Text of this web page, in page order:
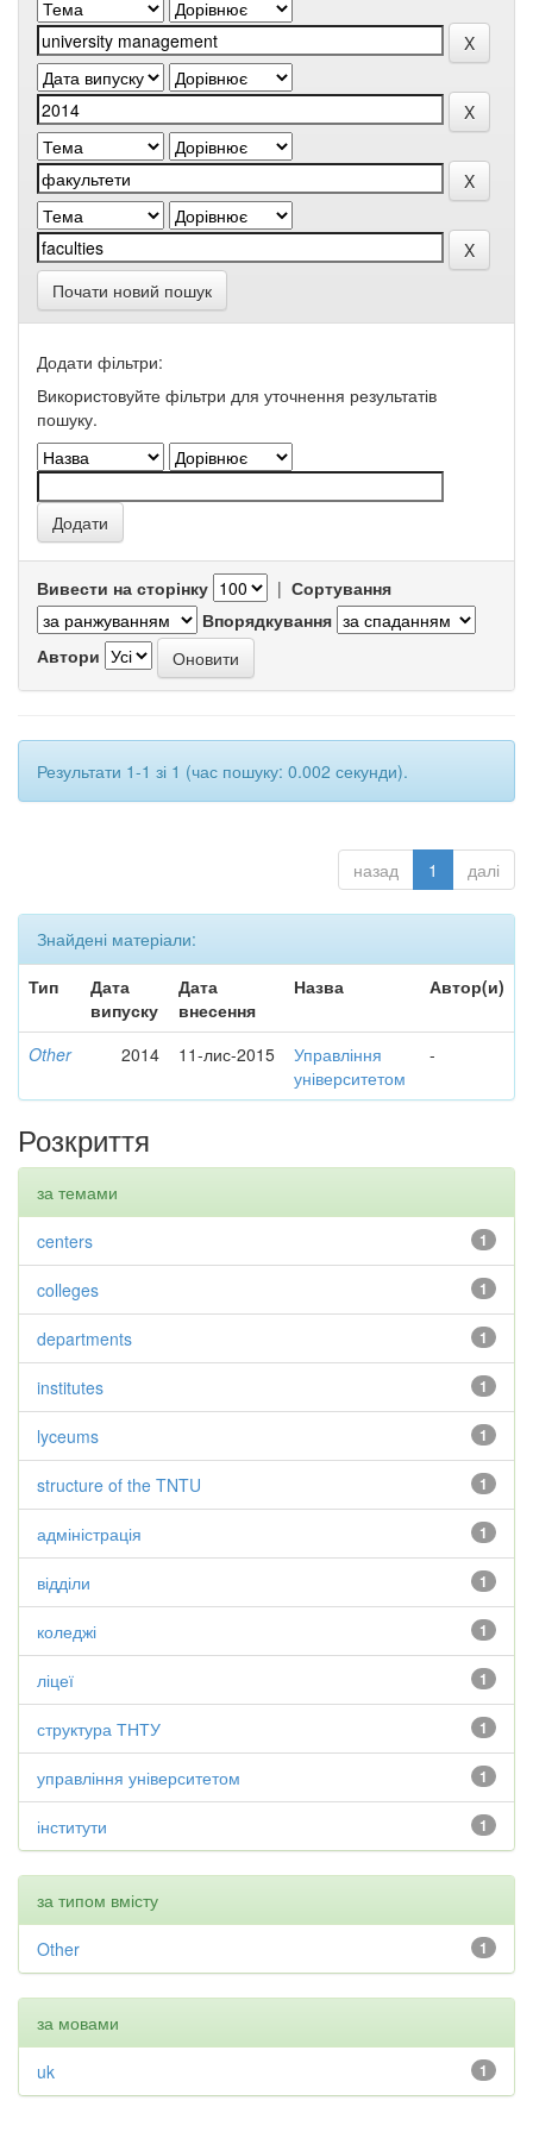
Почати новий пошук
Додати фільтри:
Використовуйте фільтри для уточнення результатів
пошуку.
Вивести на сторінку | Сортування
Впорядкування
Автори
Результати 1-1 зі 1 (час пошуку: 0.002 секунди).
назад 1 далі
Знайдені матеріали:
Тип
Дата
випуску
Дата
внесення
Назва Автор(и)
Other 2014 11-лис-2015
Управління
університетом
-
Розкриття
за темами
1
centers
1
colleges
1
departments
1
institutes
1
lyceums
1
structure of the TNTU
1
адміністрація
1
відділи
1
коледжі
1
ліцеї
1
структура ТНТУ
1
управління університетом
1
інститути
за типом вмісту
1
Other
за мовами
1
uk